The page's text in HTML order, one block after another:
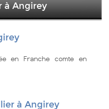
à Angirey
en Franche comte en
à Angirey